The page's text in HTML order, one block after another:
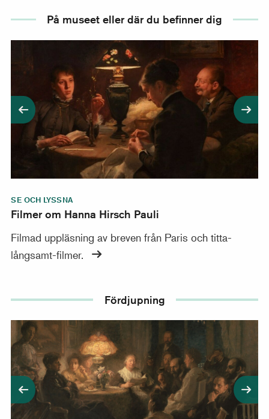
På museet eller där du befinner dig
Filmer om Hanna Hirsch Pauli
SE OCH LYSSNA
Filmer om Hanna Hirsch Pauli
Filmad uppläsning av breven från Paris och titta-
långsamt-filmer.
Fördjupning
Filmad kulturkväll i samarbete med J! Judisk kultur i